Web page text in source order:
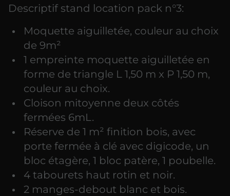
Descriptif stand location pack n°3:
Moquette aiguilletée, couleur au choix
de 9m²
1 empreinte moquette aiguilletée en
forme de triangle L 1,50 m x P 1,50 m,
couleur au choix.
Cloison mitoyenne deux côtés
fermées 6mL.
Réserve de 1 m² finition bois, avec
porte fermée à clé avec digicode, un
bloc étagère, 1 bloc patère, 1 poubelle.
4 tabourets haut rotin et noir.
2 manges-debout blanc et bois.